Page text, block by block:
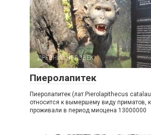
ДРЕВНИЙ ЧЕЛОВЕК
Пиеролапитек
Пиеролапитек (лат.Pierolapithecus
относится к вымершему виду приматов,
проживали в период миоцена 13000000